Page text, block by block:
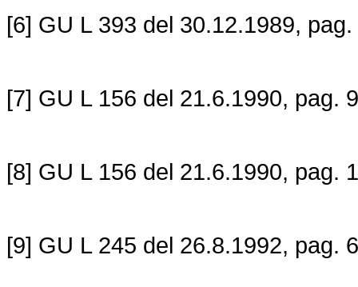
[6] GU L 393 del 30.12.1989,
[7] GU L 156 del 21.6.1990, pag.
[8] GU L 156 del 21.6.1990, pag.
[9] GU L 245 del 26.8.1992, pag.